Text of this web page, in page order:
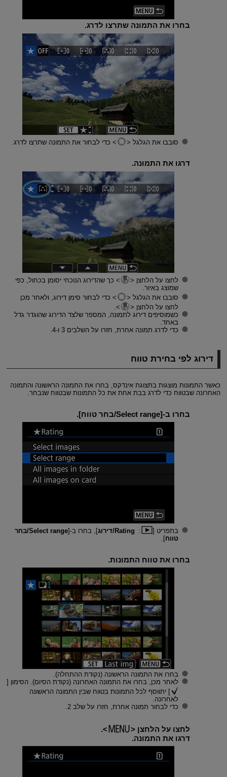
בחרו את התמונה שתרצו לדרג.
סובבו את הגלגל כדי לבחור את התמונה שתרצו לדרג.
דרגו את התמונה.
לחצו על הלחצן
כך שהדירוג הנוכחי יסומן בכחול, כפי
שמוצג באיור.
סובבו את הגלגל
כדי לבחור סימן דירוג, ולאחר מכן
לחצו על הלחצן
.
כשמוסיפים דירוג לתמונה, המספר שלצד הדירוג שהוגדר גדל
באחד.
כדי לדרג תמונה אחרת, חזרו על השלבים 3 ו-4.
דירוג לפי בחירת טווח
כאשר התמונות מוצגות בתצוגת אינדקס, בחרו את התמונה הראשונה והתמונה
האחרונה שבטווח כדי לדרג בבת אחת את כל התמונות שבטווח שנבחר.
בחרו ב-[Select range/בחר טווח ].
בתפריט [ : Rating/דירוג ], בחרו ב-[
Select range/בחר
טווח].
בחרו את טווח התמונות.
בחרו את התמונה הראשונה (נקודת ההתחלה).
לאחר מכן, בחרו את התמונה האחרונה (נקודת הסיום). הסימון [
] יתווסף לכל התמונות בטווח שבין התמונה הראשונה
לאחרונה.
כדי לבחור תמונה אחרת, חזרו על שלב 2.
לחצו על הלחצן
.
דרגו את התמונה.